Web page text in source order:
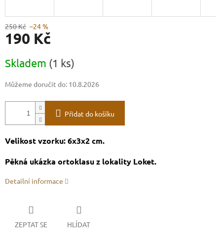
250 Kč –24 %
190 Kč
cena:
Skladem (1 ks)
Můžeme doručit do: 10.8.2026
Přidat do košíku
Velikost vzorku: 6x3x2 cm.
Pěkná ukázka ortoklasu z lokality Loket.
Detailní informace
ZEPTAT SE HLÍDAT